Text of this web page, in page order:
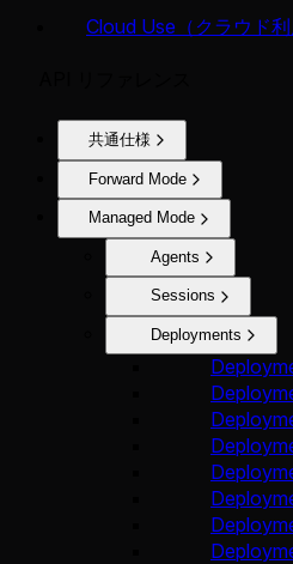
Cloud Use（クラウド利
共通仕様
Forward Mode
Managed Mode
Agents
Sessions
Deployments